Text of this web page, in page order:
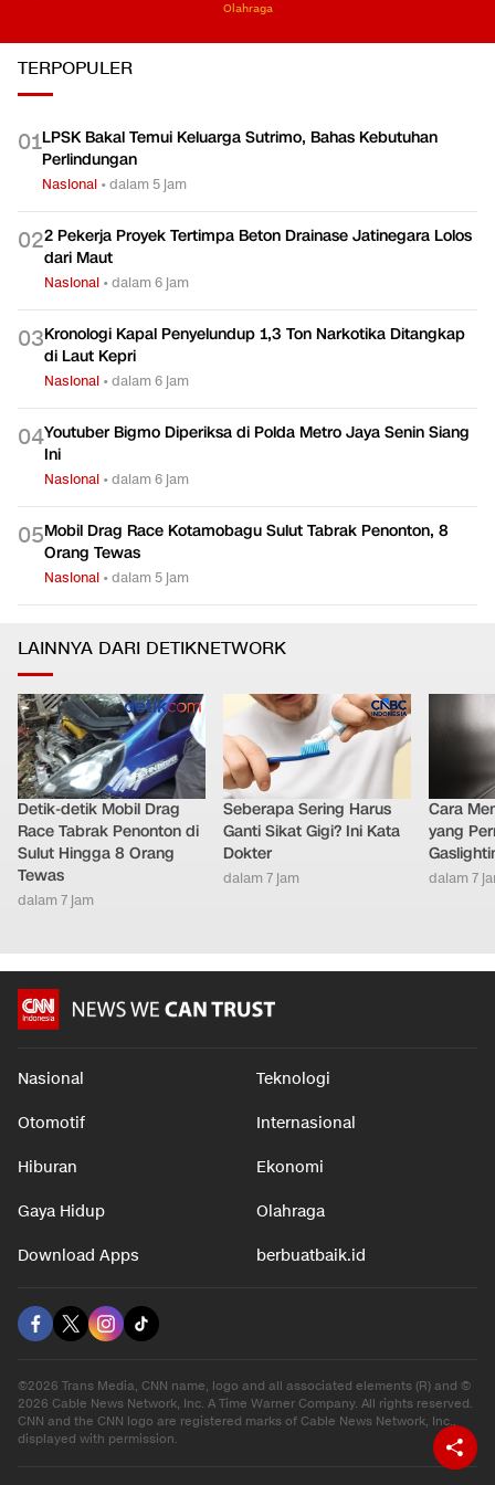
Olahraga
TERPOPULER
01LPSK Bakal Temui Keluarga Sutrimo, Bahas Kebutuhan
Perlindungan
Nasional •dalam 5 jam
022 Pekerja Proyek Tertimpa Beton Drainase Jatinegara Lolos
dari Maut
Nasional •dalam 6 jam
03Kronologi Kapal Penyelundup 1,3 Ton Narkotika Ditangkap
di Laut Kepri
Nasional •dalam 6 jam
04Youtuber Bigmo Diperiksa di Polda Metro Jaya Senin Siang
Ini
Nasional •dalam 6 jam
05Mobil Drag Race Kotamobagu Sulut Tabrak Penonton, 8
Orang Tewas
Nasional •dalam 5 jam
LAINNYA DARI DETIKNETWORK
Detik-detik Mobil Drag
Race Tabrak Penonton di
Sulut Hingga 8 Orang
Tewas
dalam 7 jam
Seberapa Sering Harus
Ganti Sikat Gigi? Ini Kata
Dokter
dalam 7 jam
Cara
yang
dalam 7
Nasional Teknologi
Otomotif Internasional
Hiburan Ekonomi
Gaya Hidup Olahraga
Download Apps berbuatbaik.id
©2026 Trans Media, CNN name, logo and all associated elements (R) and ©
2026 Cable News Network, Inc. A Time Warner Company. All rights reserved.
CNN and the CNN logo are registered marks of Cable News Network, Inc.,
displayed with permission.